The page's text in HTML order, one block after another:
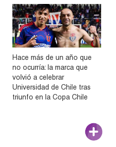
Hace más de un año que
no ocurría: la marca que
volvió a celebrar
Universidad de Chile tras
triunfo en la Copa Chile